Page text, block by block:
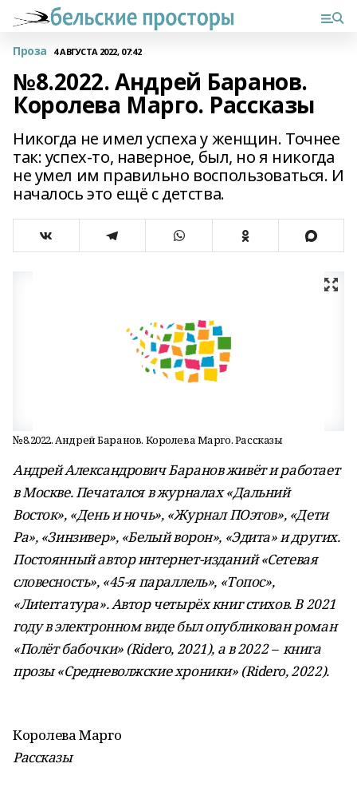
Проза 4 АВГУСТА 2022, 07:42
№8.2022. Андрей Баранов.
Королева Марго. Рассказы
Никогда не имел успеха у женщин. Точнее
так: успех-то, наверное, был, но я никогда
не умел им правильно воспользоваться. И
началось это ещё с детства.
№8.2022. Андрей Баранов. Королева Марго. Рассказы
АндрейАлександровичБаранов живёт и работает
в Москве. Печатался в журналах «Дальний
Восток», «День и ночь», «Журнал ПОэтов», «Дети
Ра», «Зинзивер», «Белый ворон», «Эдита» и других.
Постоянный автор интернет-изданий «Сетевая
словесность», «45-я параллель», «Топос»,
«Лиterraтура». Автор четырёх книг стихов. В 2021
году в электронном виде был опубликован роман
«Полёт бабочки» (Ridero, 2021), а в 2022 – книга
прозы «Средневолжские хроники» (Ridero, 2022).
Королева Марго
Рассказы